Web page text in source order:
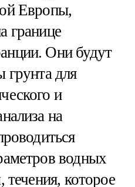
Европы,
границе
Они будут
грунта для
и
на
водных
которое